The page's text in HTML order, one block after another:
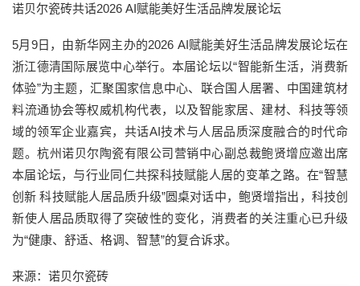
诺贝尔瓷砖共话2026 AI赋能美好生活品牌发展论坛
5月9日，由新华网主办的2026 AI赋能美好生活品牌发展论坛在
浙江德清国际展览中心举行。本届论坛以“智能新生活，消费新
体验”为主题，汇聚国家信息中心、联合国人居署、中国建筑材
料流通协会等权威机构代表，以及智能家居、建材、科技等领
域的领军企业嘉宾，共话AI技术与人居品质深度融合的时代命
题。杭州诺贝尔陶瓷有限公司营销中心副总裁鲍贤增应邀出席
本届论坛，与行业同仁共探科技赋能人居的变革之路。在“智慧
创新 科技赋能人居品质升级”圆桌对话中，鲍贤增指出，科技创
新使人居品质取得了突破性的变化，消费者的关注重心已升级
为“健康、舒适、格调、智慧”的复合诉求。
来源：诺贝尔瓷砖